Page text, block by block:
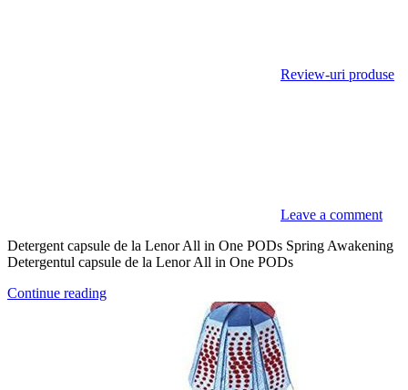
Review-uri produse
Leave a comment
Detergent capsule de la Lenor All in One PODs Spring Awakening
Detergentul capsule de la Lenor All in One PODs
Continue reading